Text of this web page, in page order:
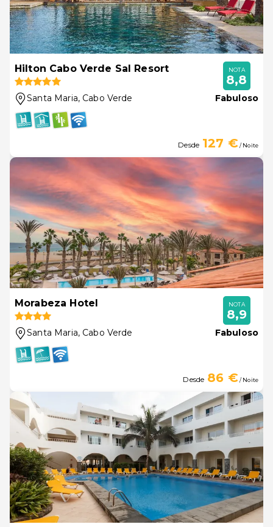
Hilton Cabo Verde Sal Resort
Santa Maria, Cabo Verde
NOTA
8,8
Fabuloso
Desde 127 €/ Noite
Morabeza Hotel
Santa Maria, Cabo Verde
NOTA
8,9
Fabuloso
Desde 86 €/ Noite